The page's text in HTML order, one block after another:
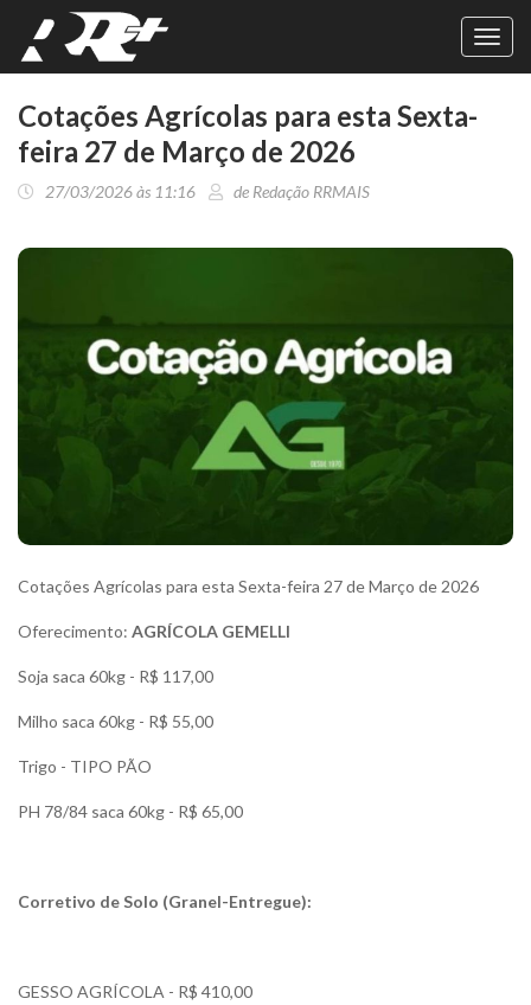
Cotações Agrícolas para esta Sexta-
feira 27 de Março de 2026
27/03/2026 às 11:16 de Redação RRMAIS
Cotações Agrícolas para esta Sexta-feira 27 de Março de 2026
Oferecimento: AGRÍCOLA GEMELLI
Soja saca 60kg - R$ 117,00
Milho saca 60kg - R$ 55,00
Trigo - TIPO PÃO
PH 78/84 saca 60kg - R$ 65,00
Corretivo de Solo (Granel-Entregue):
GESSO AGRÍCOLA - R$ 410,00